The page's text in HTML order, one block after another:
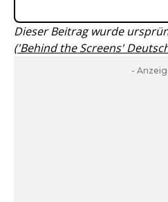
Dieser Beitrag wurde
('Behind the Screens'
-